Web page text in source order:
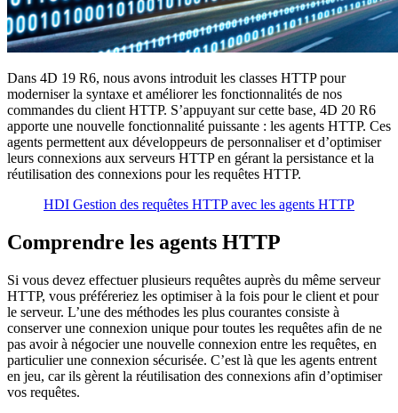
Dans 4D 19 R6, nous avons introduit les classes HTTP pour
moderniser la syntaxe et améliorer les fonctionnalités de nos
commandes du client HTTP. S’appuyant sur cette base, 4D 20 R6
apporte une nouvelle fonctionnalité puissante : les agents HTTP. Ces
agents permettent aux développeurs de personnaliser et d’optimiser
leurs connexions aux serveurs HTTP en gérant la persistance et la
réutilisation des connexions pour les requêtes HTTP.
HDI Gestion des requêtes HTTP avec les agents HTTP
Comprendre les agents HTTP
Si vous devez effectuer plusieurs requêtes auprès du même serveur
HTTP, vous préféreriez les optimiser à la fois pour le client et pour
le serveur. L’une des méthodes les plus courantes consiste à
conserver une connexion unique pour toutes les requêtes afin de ne
pas avoir à négocier une nouvelle connexion entre les requêtes, en
particulier une connexion sécurisée. C’est là que les agents entrent
en jeu, car ils gèrent la réutilisation des connexions afin d’optimiser
vos requêtes.